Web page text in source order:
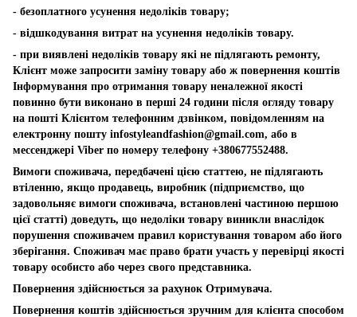
- безоплатного усунення недоліків товару;
- відшкодування витрат на усунення недоліків товару.
- при виявлені недоліків товару які не підлягають ремонту,
Клієнт може запросити заміну товару або ж повернення коштів
Інформування про отримання товару неналежної якості
повинно бути виконано в перші 24 години після огляду товару
на пошті Клієнтом телефонним дзвінком, повідомленням на
електронну пошту infostyleandfashion@gmail.com, або в
мессенджері Viber по номеру телефону +380677552488.
Вимоги споживача, передбачені цією статтею, не підлягають
втіленню, якщо продавець, виробник (підприємство, що
задовольняє вимоги споживача, встановлені частиною першою
цієї статті) доведуть, що недоліки товару виникли внаслідок
порушення споживачем правил користування товаром або його
зберігання. Споживач має право брати участь у перевірці якості
товару особисто або через свого представника.
Повернення здійснюється за рахунок Отримувача.
Повернення коштів здійснюється зручним для клієнта способом